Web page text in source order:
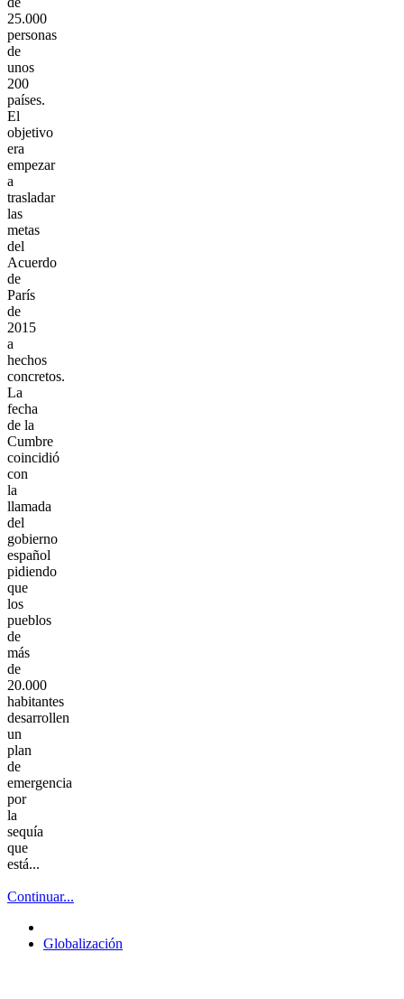
25.000
personas
de
unos
200
países.
El
objetivo
era
empezar
a
trasladar
las
metas
del
Acuerdo
de
París
de
2015
a
hechos
concretos.
La
fecha
de la
Cumbre
coincidió
con
la
llamada
del
gobierno
español
pidiendo
que
los
pueblos
de
más
de
20.000
habitantes
desarrollen
un
plan
de
emergencia
por
la
sequía
que
está...
Continuar...
Globalización